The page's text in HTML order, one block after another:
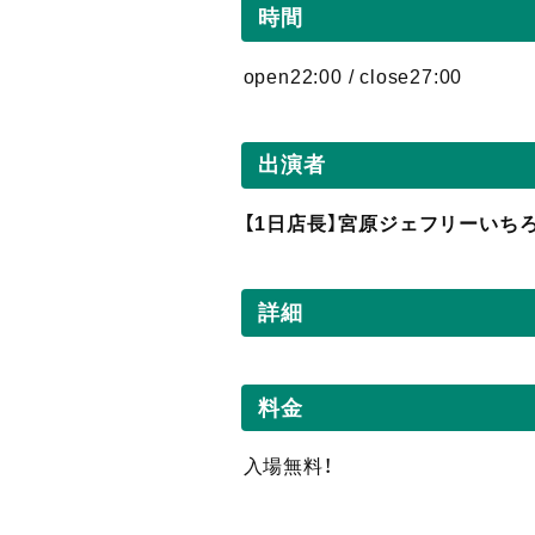
時間
open22:00 / close27:00
出演者
【1日店長】宮原ジェフリーいち
詳細
料金
入場無料！